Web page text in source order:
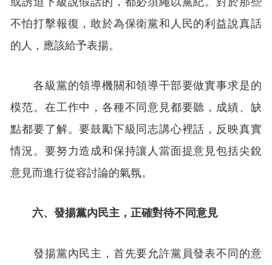
不怕打擊報復，敢於為保衛黨和人民的利益說真話
的人，應該給予表揚。
各級黨的領導機關和領導干部要做實事求是的
模范。在工作中，各種不同意見都要聽，成績、缺
點都要了解。要鼓勵下級同志講心裡話，反映真實
情況。要努力造成和保持讓人當面提意見包括尖銳
意見而進行從容討論的氣氛。
六、發揚黨內民主，正確對待不同意見
發揚黨內民主，首先要允許黨員發表不同的意